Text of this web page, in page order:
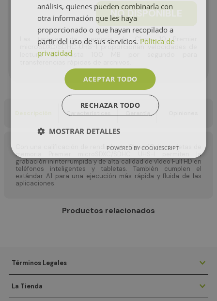
NO DISPONIBLE
Las tarjetas de memoria de Clase 10 Premier
microSDXC/SDHC UHS-I proporcionan velocidades de
lectura de hasta 100 MB por segundo para
Características
Con una calificación de rendimiento Clase 10, las tarjetas de
memoria Premier microSDXC/SDHC UHS-I permiten la
grabación ininterrumpida y de alta calidad de vídeo Full HD en
teléfonos inteligentes y tabletas. También cumplen el
estándar A1 para una ejecución más rápida y fluida de las
aplicaciones.
Productos relacionados
Términos Legales
La Tienda
análisis, quienes pueden combinarla con
otra información que les haya
proporcionado o que hayan recopilado a
partir del uso de sus servicios. Política de
privacidad
ACEPTAR TODO
RECHAZAR TODO
MOSTRAR DETALLES
POWERED BY COOKIESCRIPT